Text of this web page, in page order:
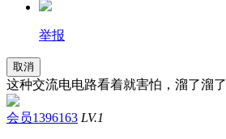
举报
取消
这种交流电电路看着就害怕，溜了溜了
会员1396163 LV.1